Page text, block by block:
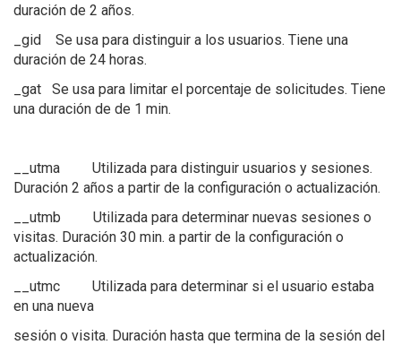
duración de 2 años.
_gid Se usa para distinguir a los usuarios. Tiene una
duración de 24 horas.
_gat Se usa para limitar el porcentaje de solicitudes. Tiene
una duración de de 1 min.
__utma Utilizada para distinguir usuarios y sesiones.
Duración 2 años a partir de la configuración o actualización.
__utmb Utilizada para determinar nuevas sesiones o
visitas. Duración 30 min. a partir de la configuración o
actualización.
__utmc Utilizada para determinar si el usuario estaba
en una nueva
sesión o visita. Duración hasta que termina de la sesión del